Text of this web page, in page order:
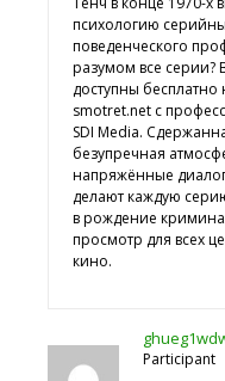
психологию
поведенческого
разумом все серии?
доступны
smotret.net с
SDI Media.
безупречная
напряжённые
делают каждую
в рождение
просмотр для всех
кино.
Participant